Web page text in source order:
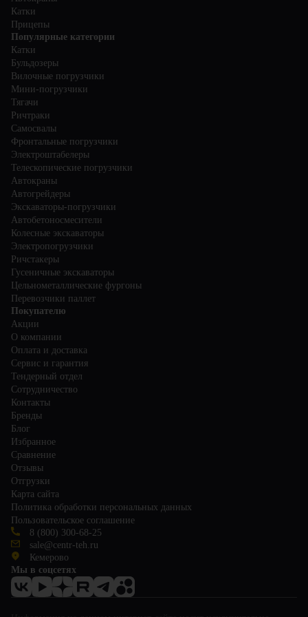
Катки
Прицепы
Популярные категории
Катки
Бульдозеры
Вилочные погрузчики
Мини-погрузчики
Тягачи
Ричтраки
Самосвалы
Фронтальные погрузчики
Электроштабелеры
Телескопические погрузчики
Автокраны
Автогрейдеры
Экскаваторы-погрузчики
Автобетоносмесители
Колесные экскаваторы
Электропогрузчики
Ричстакеры
Гусеничные экскаваторы
Цельнометаллические фургоны
Перевозчики паллет
Покупателю
Акции
О компании
Оплата и доставка
Сервис и гарантия
Тендерный отдел
Сотрудничество
Контакты
Бренды
Блог
Избранное
Сравнение
Отзывы
Отгрузки
Карта сайта
Политика обработки персональных данных
Пользовательское соглашение
8 (800) 300-68-25
sale@centr-teh.ru
Кемерово
Мы в соцсетях